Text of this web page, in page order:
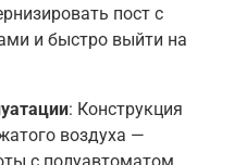
пост с
и быстро выйти на
: Конструкция
воздуха —